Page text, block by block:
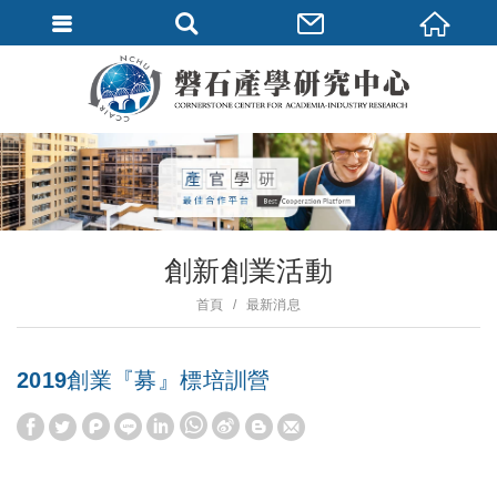
創新創業活動
首頁 最新消息
2019創業『募』標培訓營